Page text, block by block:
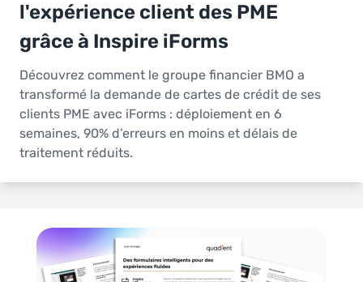
l'expérience client des PME
grâce à Inspire iForms
Découvrez comment le groupe financier BMO a
transformé la demande de cartes de crédit de ses
clients PME avec iForms : déploiement en 6
semaines, 90% d’erreurs en moins et délais de
traitement réduits.